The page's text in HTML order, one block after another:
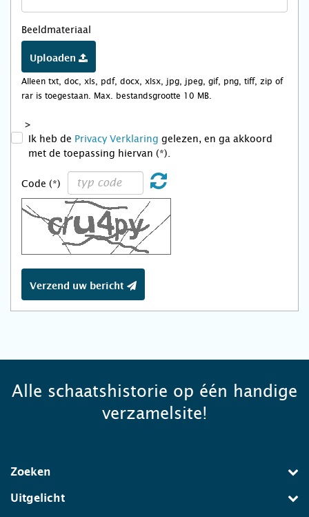
Beeldmateriaal
Uploaden
Alleen txt, doc, xls, pdf, docx, xlsx, jpg, jpeg, gif, png, tiff, zip of
rar is toegestaan. Max. bestandsgrootte 10 MB.
>
Ik heb de Privacy Verklaring gelezen, en ga akkoord
met de toepassing hiervan (*).
Code (*)
Verzend uw bericht
Alle schaatshistorie op één handige
verzamelsite!
Zoeken
Uitgelicht